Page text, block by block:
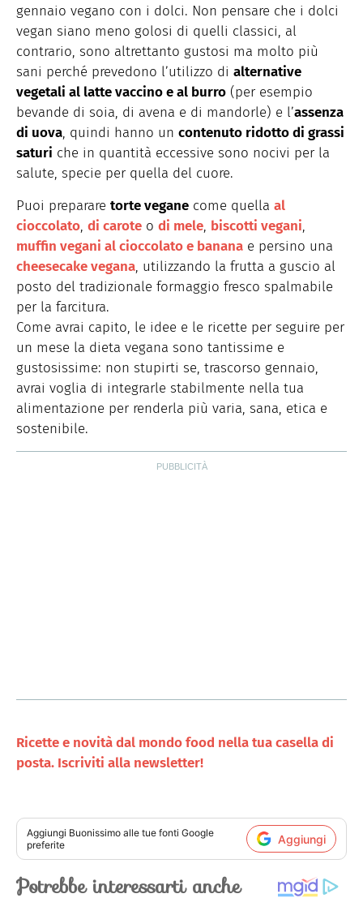
gennaio vegano con i dolci. Non pensare che i dolci
vegan siano meno golosi di quelli classici, al
contrario, sono altrettanto gustosi ma molto più
sani perché prevedono l’utilizzo di alternative
vegetali al latte vaccino e al burro (per esempio
bevande di soia, di avena e di mandorle) e l’assenza
di uova, quindi hanno un contenuto ridotto di grassi
saturi che in quantità eccessive sono nocivi per la
salute, specie per quella del cuore.
Puoi preparare torte vegane come quella al
cioccolato, di carote o di mele, biscotti vegani,
muffin vegani al cioccolato e banana e persino una
cheesecake vegana, utilizzando la frutta a guscio al
posto del tradizionale formaggio fresco spalmabile
per la farcitura.
Come avrai capito, le idee e le ricette per seguire per
un mese la dieta vegana sono tantissime e
gustosissime: non stupirti se, trascorso gennaio,
avrai voglia di integrarle stabilmente nella tua
alimentazione per renderla più varia, sana, etica e
sostenibile.
Ricette e novità dal mondo food nella tua casella di
posta. Iscriviti alla newsletter!
Aggiungi Buonissimo alle tue fonti Google
preferite
Aggiungi